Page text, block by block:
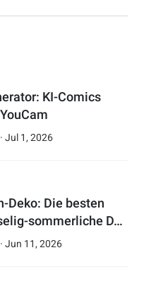
KI-Comics
·Jul 1,2026
Deko: Die besten
sommerliche D…
·Jun 11,2026